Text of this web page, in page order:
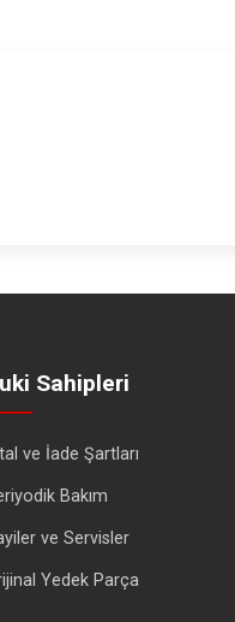
Sahipleri
ve İade Şartları
Bakım
ve Servisler
Yedek Parça